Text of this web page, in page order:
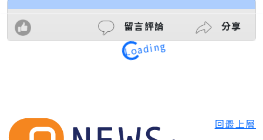
留言評論 分享
Loading
回最上層